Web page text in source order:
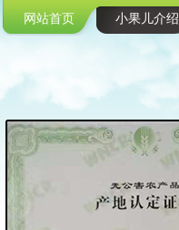
网站首页 小果儿介绍